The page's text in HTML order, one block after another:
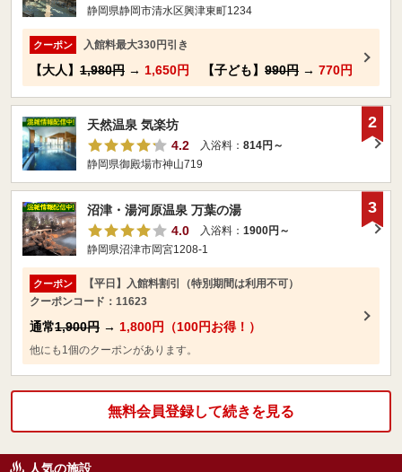
静岡県静岡市清水区興津東町1234
クーポン 入館料最大330円引き
【大人】 1,980円 → 1,650円 【子ども】 990円 → 770円
天然温泉 気楽坊
4.2
入浴料： 814円～
静岡県御殿場市神山719
2
沼津・湯河原温泉 万葉の湯
4.0
入浴料： 1900円～
静岡県沼津市岡宮1208-1
クーポン
【平日】入館料割引（特別期間は利用不可）
クーポンコード：11623
通常1,900円 → 1,800円（100円お得！）
他にも1個のクーポンがあります。
3
無料会員登録して続きを見る
人気の施設